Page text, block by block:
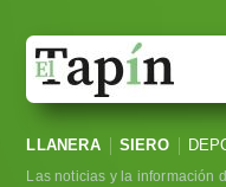
Sociedad
LLANERA SIERO
Las noticias y la información